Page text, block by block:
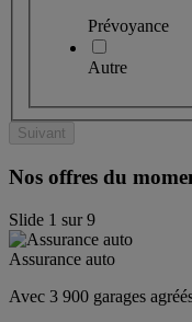
Prévoyance
Autre
Suivant
Nos offres du
Slide 1 sur9
Assurance auto
Avec 3 900 garages